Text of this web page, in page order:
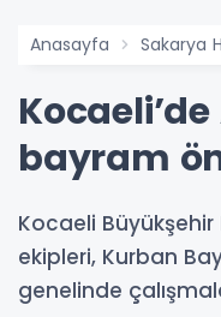
Anasayfa Sakarya
Kocaeli’de
bayram
Kocaeli Büyükşehir
ekipleri, Kurban
genelinde